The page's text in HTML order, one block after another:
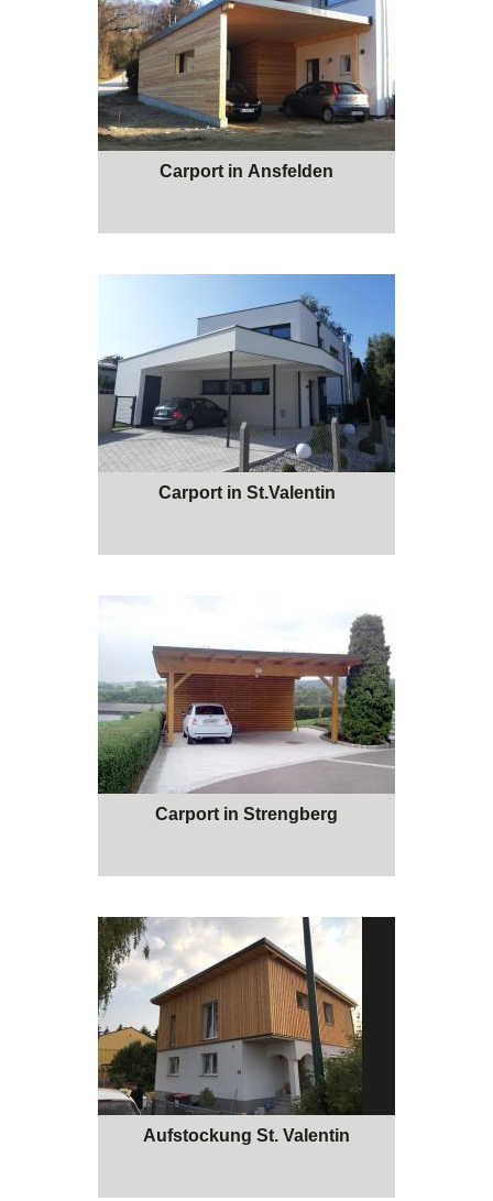
Carport in Ansfelden
Carport in St.Valentin
Carport in Strengberg
Aufstockung St. Valentin